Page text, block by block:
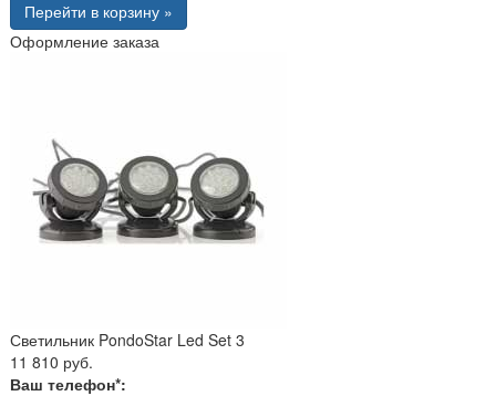
Перейти в корзину »
Оформление заказа
Светильник PondoStar Led Set 3
11 810 руб.
Ваш телефон*: